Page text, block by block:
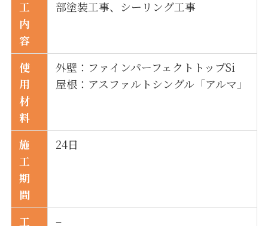
工
内
容
部塗装工事、シーリング工事
使
用
材
料
外壁：ファインパーフェクトトップSi
屋根：アスファルトシングル「アルマ」
施
工
期
間
24日
工
–